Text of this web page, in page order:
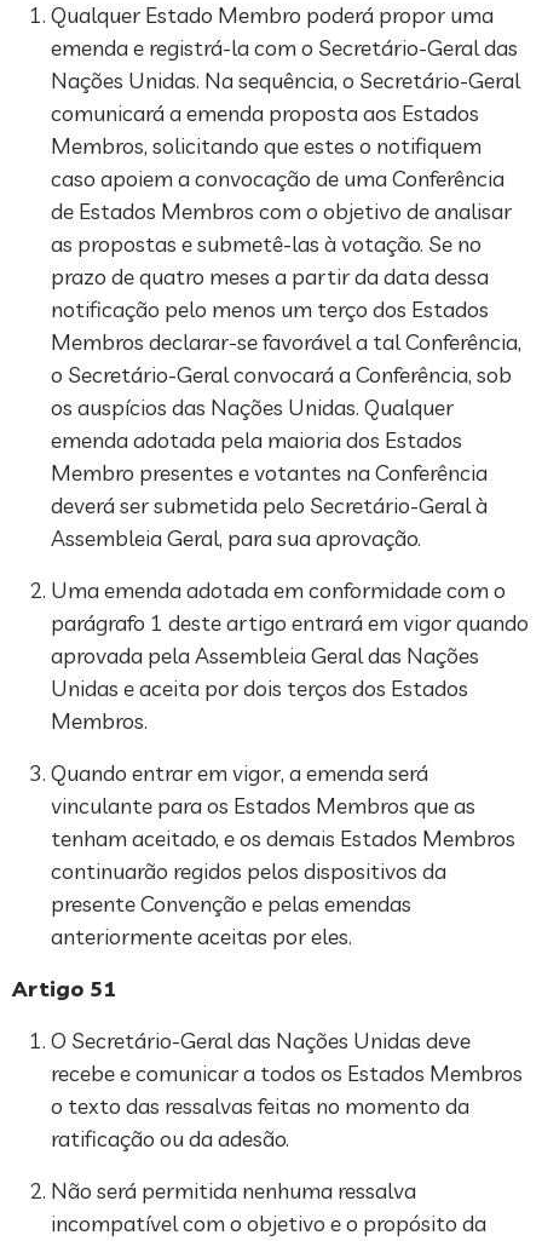
Qualquer Estado Membro poderá propor uma
emenda e registrá-la com o Secretário-Geral das
Nações Unidas. Na sequência, o Secretário-Geral
comunicará a emenda proposta aos Estados
Membros, solicitando que estes o notifiquem
caso apoiem a convocação de uma Conferência
de Estados Membros com o objetivo de analisar
as propostas e submetê-las à votação. Se no
prazo de quatro meses a partir da data dessa
notificação pelo menos um terço dos Estados
Membros declarar-se favorável a tal Conferência,
o Secretário-Geral convocará a Conferência, sob
os auspícios das Nações Unidas. Qualquer
emenda adotada pela maioria dos Estados
Membro presentes e votantes na Conferência
deverá ser submetida pelo Secretário-Geral à
Assembleia Geral, para sua aprovação.
Uma emenda adotada em conformidade com o
parágrafo 1 deste artigo entrará em vigor quando
aprovada pela Assembleia Geral das Nações
Unidas e aceita por dois terços dos Estados
Membros.
Quando entrar em vigor, a emenda será
vinculante para os Estados Membros que as
tenham aceitado, e os demais Estados Membros
continuarão regidos pelos dispositivos da
presente Convenção e pelas emendas
anteriormente aceitas por eles.
Artigo 51
O Secretário-Geral das Nações Unidas deve
recebe e comunicar a todos os Estados Membros
o texto das ressalvas feitas no momento da
ratificação ou da adesão.
Não será permitida nenhuma ressalva
incompatível com o objetivo e o propósito da